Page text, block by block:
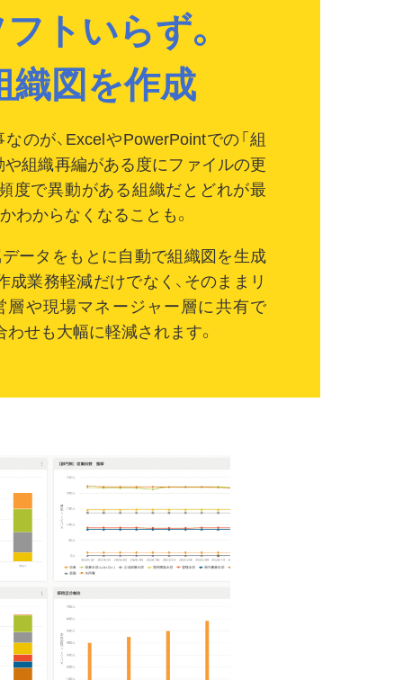
トいらず。
織図を作成
のが、ExcelやPowerPointでの「組
や組織再編がある度にファイルの更
度で異動がある組織だとどれが最
わからなくなることも。
ータをもとに自動で組織図を生成
成業務軽減だけでなく、そのままリ
層や現場マネージャー層に共有で
わせも大幅に軽減されます。